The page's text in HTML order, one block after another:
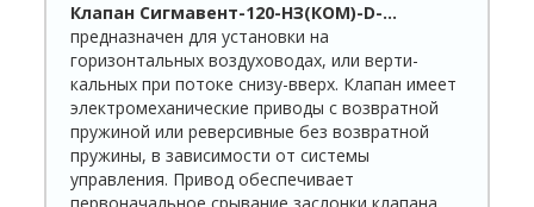
Клапан Сигмавент-120-НЗ(КОМ)-D-…
предназначен для установки на
горизонтальных воздуховодах, или верти­
кальных при потоке снизу-вверх. Клапан имеет
электромеханические приводы с возвратной
пружиной или реверсивные без возвратной
пружины, в зависимости от системы
управления. Привод обеспечивает